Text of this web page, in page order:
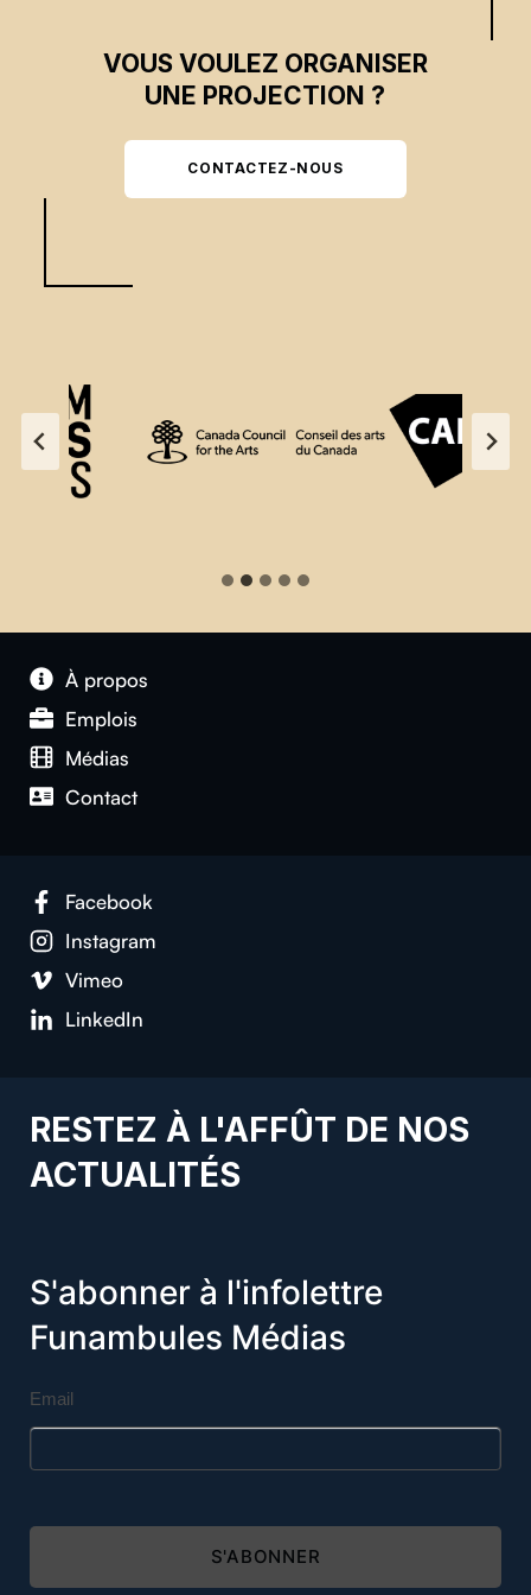
VOUS VOULEZ ORGANISER
UNE PROJECTION ?
CONTACTEZ-NOUS
À propos
Emplois
Médias
Contact
Facebook
Instagram
Vimeo
LinkedIn
RESTEZ À L'AFFÛT DE NOS
ACTUALITÉS
S'abonner à l'infolettre
Funambules Médias
Email
S'ABONNER